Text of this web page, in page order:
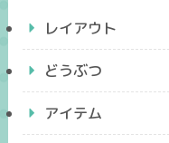
レイアウト
どうぶつ
アイテム